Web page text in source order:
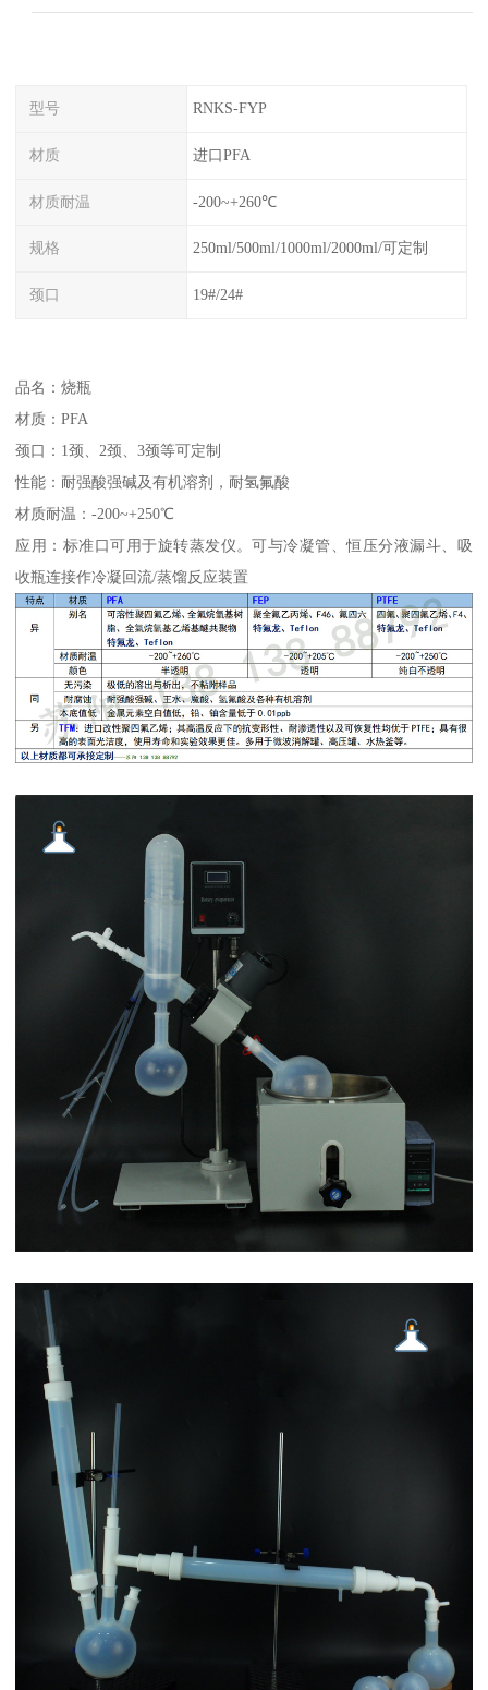
型号 RNKS-FYP
材质 进口PFA
材质耐温 -200~+260℃
规格 250ml/500ml/1000ml/2000ml/可定制
颈口 19#/24#
品名：烧瓶
材质：PFA
颈口：1颈、2颈、3颈等可定制
性能：耐强酸强碱及有机溶剂，耐氢氟酸
材质耐温：-200~+250℃
应用：标准口可用于旋转蒸发仪。可与冷凝管、恒压分液漏斗、吸
收瓶连接作冷凝回流/蒸馏反应装置